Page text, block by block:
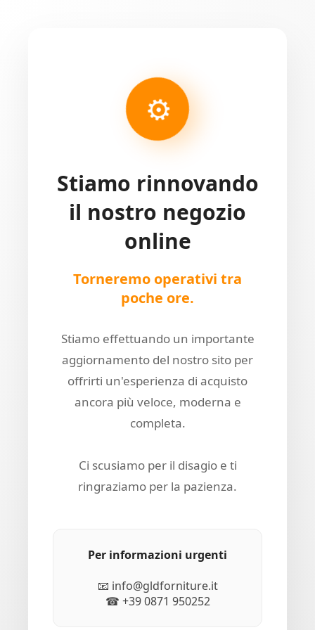
⚙
Stiamo rinnovando
il nostro negozio
online
Torneremo operativi tra
poche ore.
Stiamo effettuando un importante
aggiornamento del nostro sito per
offrirti un'esperienza di acquisto
ancora più veloce, moderna e
completa.
Ci scusiamo per il disagio e ti
ringraziamo per la pazienza.
Per informazioni urgenti
📧 info@gldforniture.it
☎ +39 0871 950252